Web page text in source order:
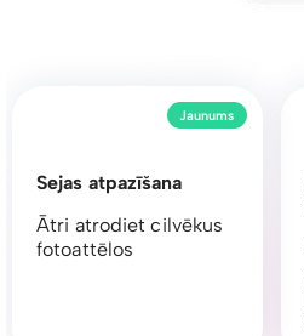
Sejas atpazīšana
Ātri atrodiet cilvēkus
fotoattēlos
Jaunums